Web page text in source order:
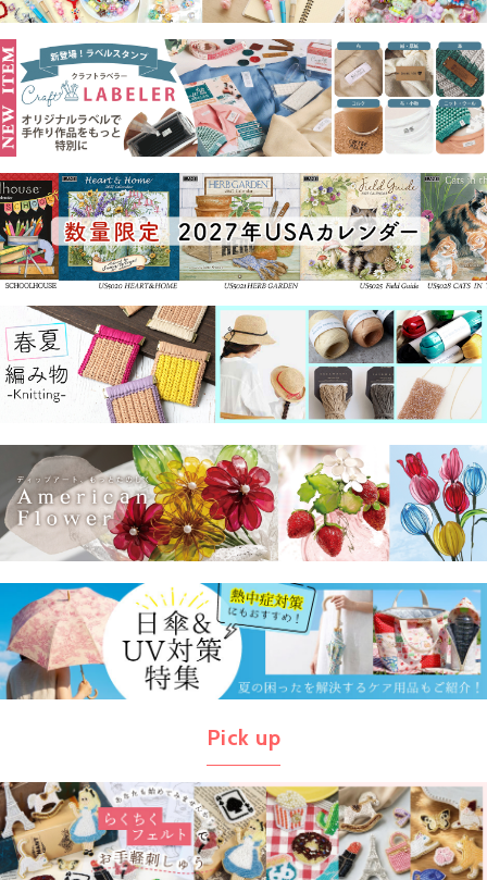
Pick up